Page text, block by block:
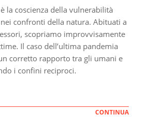
la coscienza della vulnerabilità
confronti della natura. Abituati a
scopriamo improvvisamente
Il caso dell’ultima pandemia
corretto rapporto tra gli umani e
i confini reciproci.
CONTINUA